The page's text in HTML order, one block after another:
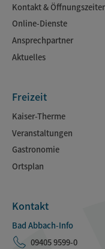
Kontakt &
Online-Dienste
Ansprechpartner
Aktuelles
Freizeit
Kaiser-Therme
Veranstaltungen
Gastronomie
Ortsplan
Kontakt
Bad Abbach-Info
09405 9599-0